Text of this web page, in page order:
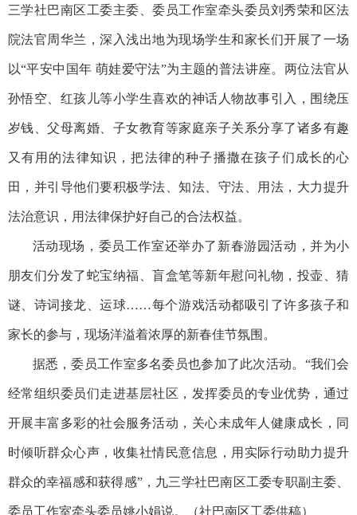
三学社巴南区工委主委、委员工作室牵头委员刘秀荣和区法
院法官周华兰，深入浅出地为现场学生和家长们开展了一场
以“平安中国年 萌娃爱守法”为主题的普法讲座。两位法官从
孙悟空、红孩儿等小学生喜欢的神话人物故事引入，围绕压
岁钱、父母离婚、子女教育等家庭亲子关系分享了诸多有趣
又有用的法律知识，把法律的种子播撒在孩子们成长的心
田，并引导他们要积极学法、知法、守法、用法，大力提升
法治意识，用法律保护好自己的合法权益。
活动现场，委员工作室还举办了新春游园活动，并为小
朋友们分发了蛇宝纳福、盲盒笔等新年慰问礼物，投壶、猜
谜、诗词接龙、运球……每个游戏活动都吸引了许多孩子和
家长的参与，现场洋溢着浓厚的新春佳节氛围。
据悉，委员工作室多名委员也参加了此次活动。“我们会
经常组织委员们走进基层社区，发挥委员的专业优势，通过
开展丰富多彩的社会服务活动，关心未成年人健康成长，同
时倾听群众心声，收集社情民意信息，用实际行动助力提升
群众的幸福感和获得感”，九三学社巴南区工委专职副主委、
委员工作室牵头委员姚小娟说。（社巴南区工委供稿）